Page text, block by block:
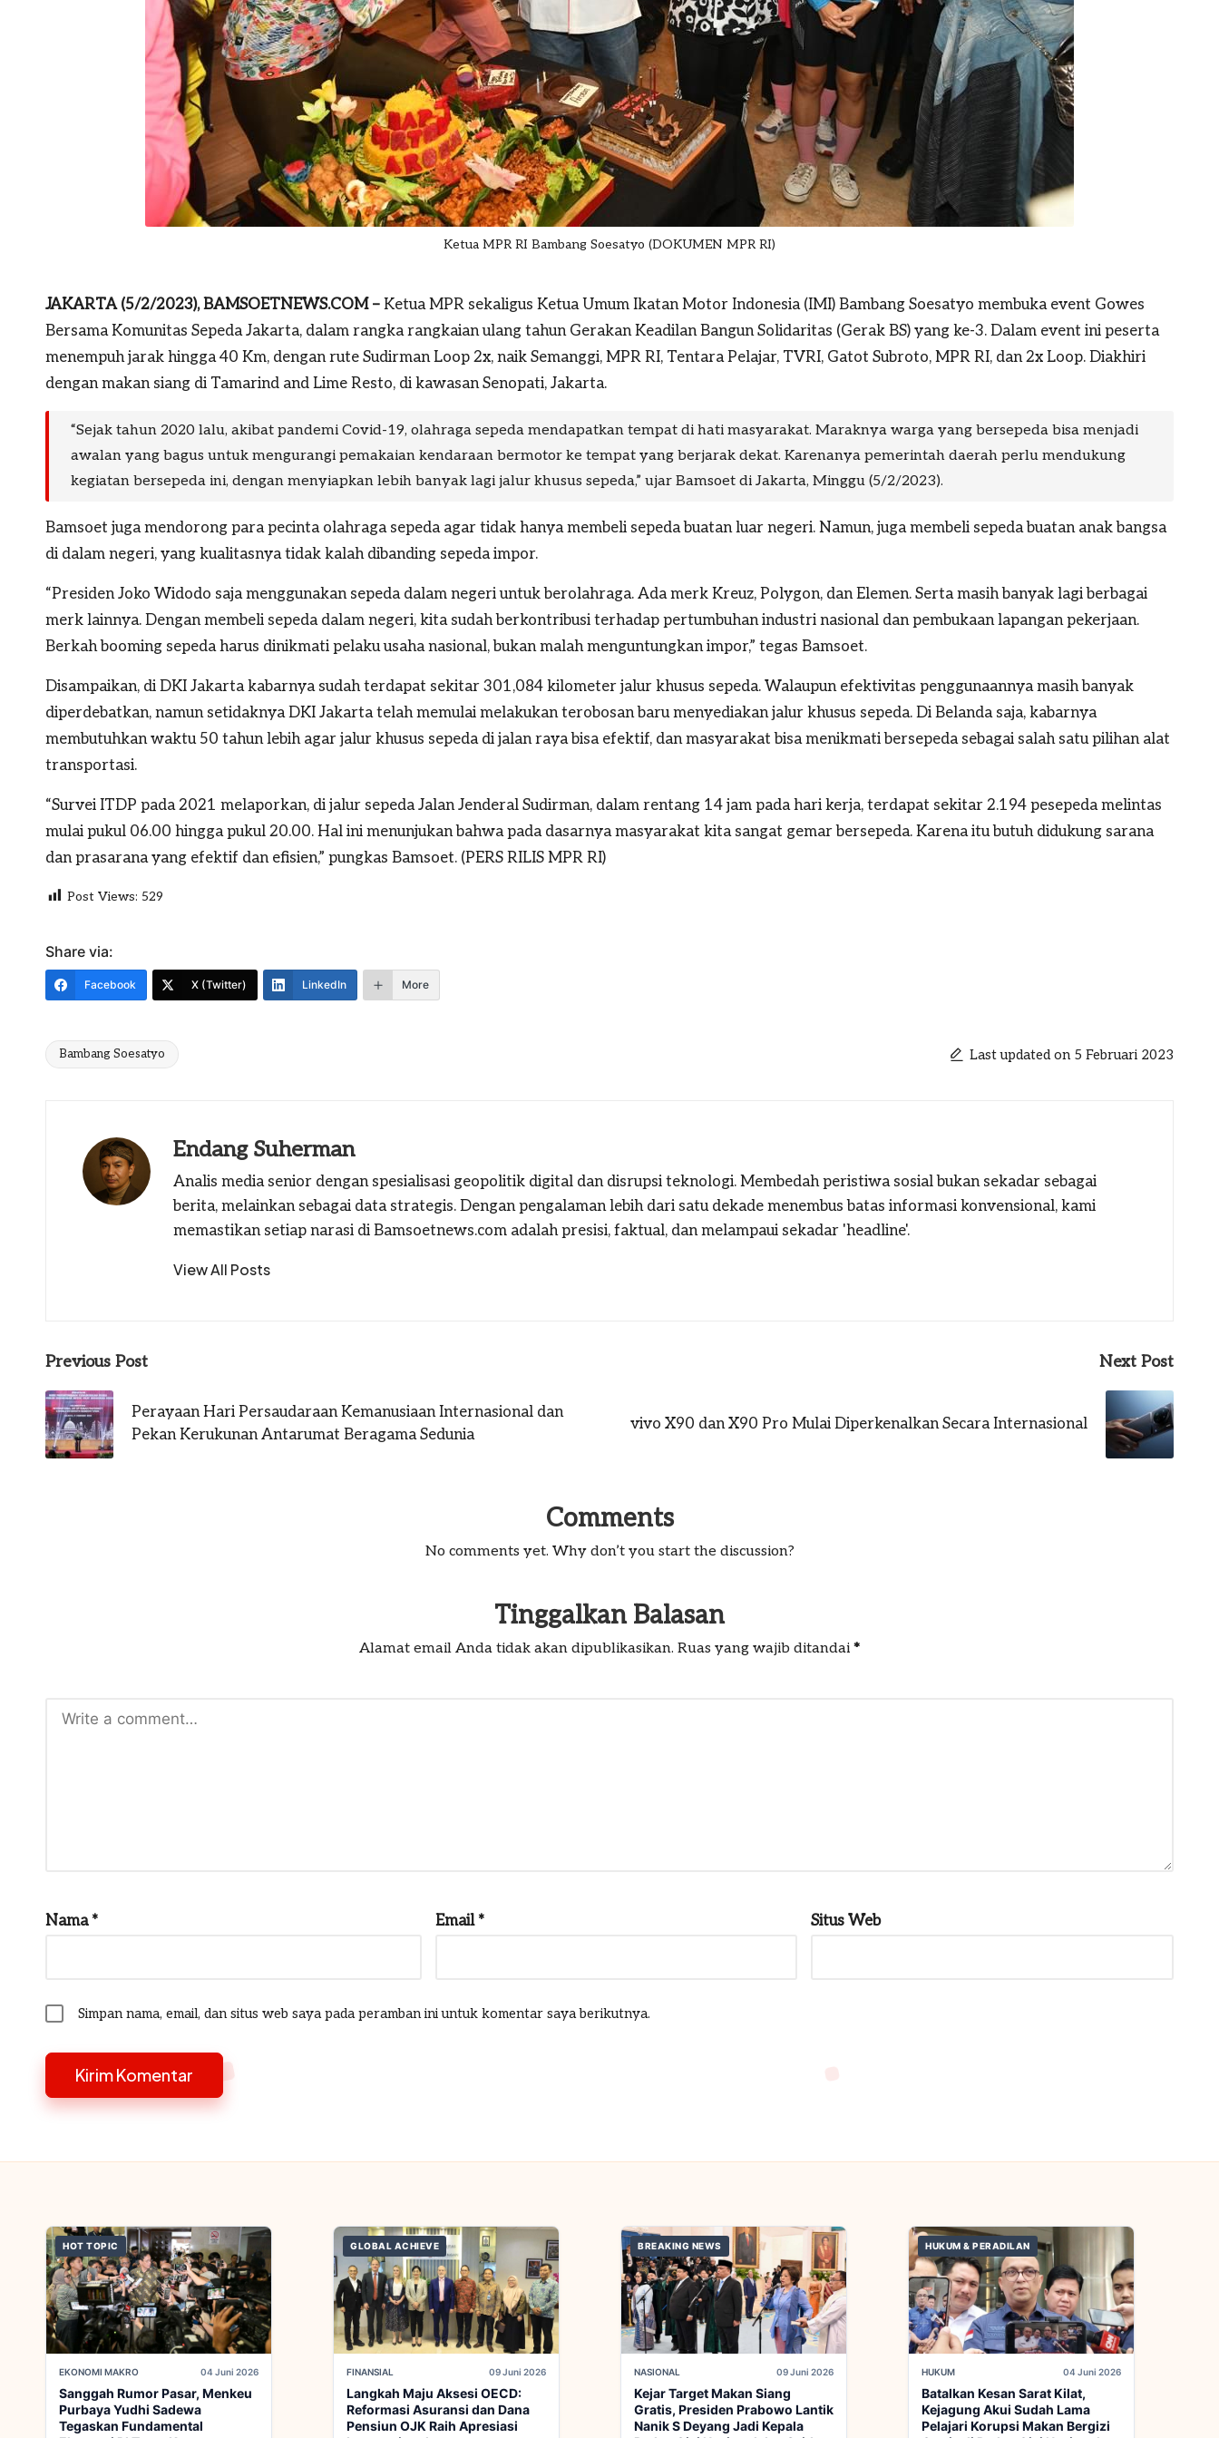
Ketua MPR RI Bambang Soesatyo (DOKUMEN MPR RI)
JAKARTA (5/2/2023), BAMSOETNEWS.COM – Ketua MPR sekaligus Ketua Umum Ikatan Motor Indonesia (IMI) Bambang Soesatyo membuka event Gowes
Bersama Komunitas Sepeda Jakarta, dalam rangka rangkaian ulang tahun Gerakan Keadilan Bangun Solidaritas (Gerak BS) yang ke-3. Dalam event ini peserta
menempuh jarak hingga 40 Km, dengan rute Sudirman Loop 2x, naik Semanggi, MPR RI, Tentara Pelajar, TVRI, Gatot Subroto, MPR RI, dan 2x Loop. Diakhiri
dengan makan siang di Tamarind and Lime Resto, di kawasan Senopati, Jakarta.
“Sejak tahun 2020 lalu, akibat pandemi Covid-19, olahraga sepeda mendapatkan tempat di hati masyarakat. Maraknya warga yang bersepeda bisa menjadi
awalan yang bagus untuk mengurangi pemakaian kendaraan bermotor ke tempat yang berjarak dekat. Karenanya pemerintah daerah perlu mendukung
kegiatan bersepeda ini, dengan menyiapkan lebih banyak lagi jalur khusus sepeda,” ujar Bamsoet di Jakarta, Minggu (5/2/2023).
Bamsoet juga mendorong para pecinta olahraga sepeda agar tidak hanya membeli sepeda buatan luar negeri. Namun, juga membeli sepeda buatan anak bangsa
di dalam negeri, yang kualitasnya tidak kalah dibanding sepeda impor.
“Presiden Joko Widodo saja menggunakan sepeda dalam negeri untuk berolahraga. Ada merk Kreuz, Polygon, dan Elemen. Serta masih banyak lagi berbagai
merk lainnya. Dengan membeli sepeda dalam negeri, kita sudah berkontribusi terhadap pertumbuhan industri nasional dan pembukaan lapangan pekerjaan.
Berkah booming sepeda harus dinikmati pelaku usaha nasional, bukan malah menguntungkan impor,” tegas Bamsoet.
Disampaikan, di DKI Jakarta kabarnya sudah terdapat sekitar 301,084 kilometer jalur khusus sepeda. Walaupun efektivitas penggunaannya masih banyak
diperdebatkan, namun setidaknya DKI Jakarta telah memulai melakukan terobosan baru menyediakan jalur khusus sepeda. Di Belanda saja, kabarnya
membutuhkan waktu 50 tahun lebih agar jalur khusus sepeda di jalan raya bisa efektif, dan masyarakat bisa menikmati bersepeda sebagai salah satu pilihan alat
transportasi.
“Survei ITDP pada 2021 melaporkan, di jalur sepeda Jalan Jenderal Sudirman, dalam rentang 14 jam pada hari kerja, terdapat sekitar 2.194 pesepeda melintas
mulai pukul 06.00 hingga pukul 20.00. Hal ini menunjukan bahwa pada dasarnya masyarakat kita sangat gemar bersepeda. Karena itu butuh didukung sarana
dan prasarana yang efektif dan efisien,” pungkas Bamsoet. (PERS RILIS MPR RI)
Post Views: 529
Share via:
Facebook X (Twitter) LinkedIn More
Tags:
Bambang Soesatyo Last updated on 5 Februari 2023
Endang Suherman
Analis media senior dengan spesialisasi geopolitik digital dan disrupsi teknologi. Membedah peristiwa sosial bukan sekadar sebagai
berita, melainkan sebagai data strategis. Dengan pengalaman lebih dari satu dekade menembus batas informasi konvensional, kami
memastikan setiap narasi di Bamsoetnews.com adalah presisi, faktual, dan melampaui sekadar 'headline'.
View All Posts
Post
navigation
Previous Post
Perayaan Hari Persaudaraan Kemanusiaan Internasional dan
Pekan Kerukunan Antarumat Beragama Sedunia
Next Post
vivo X90 dan X90 Pro Mulai Diperkenalkan Secara Internasional
Comments
No comments yet. Why don’t you start the discussion?
Tinggalkan Balasan
Alamat email Anda tidak akan dipublikasikan. Ruas yang wajib ditandai *
Nama * Email * Situs Web
Simpan nama, email, dan situs web saya pada peramban ini untuk komentar saya berikutnya.
HOT TOPIC
EKONOMI MAKRO 04 Juni 2026
Sanggah Rumor Pasar, Menkeu
Purbaya Yudhi Sadewa
Tegaskan Fundamental
GLOBAL ACHIEVE
FINANSIAL 09 Juni 2026
Langkah Maju Aksesi OECD:
Reformasi Asuransi dan Dana
Pensiun OJK Raih Apresiasi
BREAKING NEWS
NASIONAL 09 Juni 2026
Kejar Target Makan Siang
Gratis, Presiden Prabowo Lantik
Nanik S Deyang Jadi Kepala
HUKUM & PERADILAN
HUKUM 04 Juni 2026
Batalkan Kesan Sarat Kilat,
Kejagung Akui Sudah Lama
Pelajari Korupsi Makan Bergizi